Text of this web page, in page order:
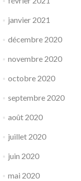
janvier 2021
décembre 2020
novembre 2020
octobre 2020
septembre 2020
août 2020
juillet 2020
juin 2020
mai 2020